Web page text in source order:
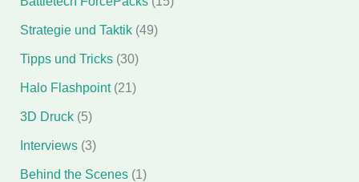
Strategie und Taktik(49)
Tipps und Tricks(30)
Halo Flashpoint(21)
3D Druck(5)
Interviews(3)
Behind the Scenes(1)